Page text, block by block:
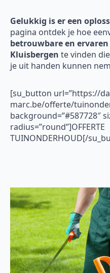
Gelukkig is er een
pagina ontdek je hoe
betrouwbare en
Kluisbergen te vinden
je uit handen kunnen
[su_button url=”https://
marc.be/offerte/
background=”#587728″
radius=”round”]OFFERTE
TUINONDERHOUD[/